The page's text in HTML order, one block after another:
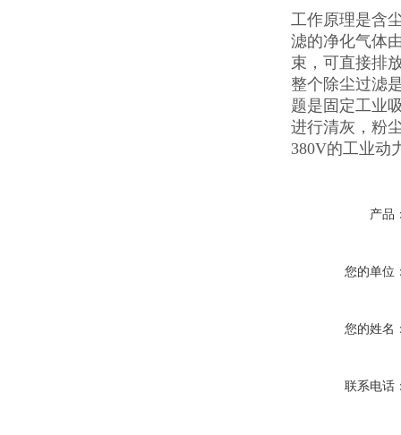
工作原理是含
滤的净化气体
束，可直接排
整个除尘过滤
题是固定工业
进行清灰，粉
380V的工业动
产品
您的单位
您的姓名
联系电话